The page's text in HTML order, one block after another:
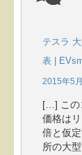
テスラ
表 |
2015年5
[…] この
価格は
倍と仮
所の大